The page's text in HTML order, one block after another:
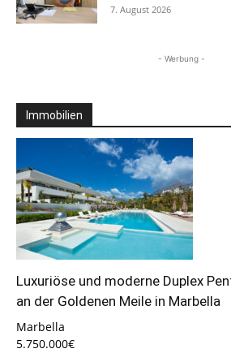
7. August 2026
- Werbung -
Immobilien
Luxuriöse und moderne Duplex
an der Goldenen Meile in Marbella
Marbella
5.750.000€